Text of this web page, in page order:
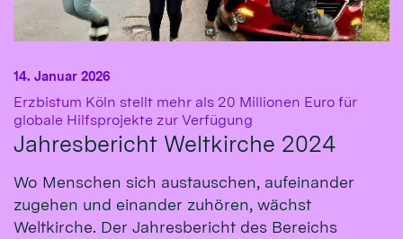
Erzbistum Köln stellt mehr als 20 Millionen Euro für
globale Hilfsprojekte zur Verfügung
Jahresbericht Weltkirche 2024
14. Januar 2026
Wo Menschen sich austauschen, aufeinander
zugehen und einander zuhören, wächst
Weltkirche. Der Jahresbericht des Bereichs